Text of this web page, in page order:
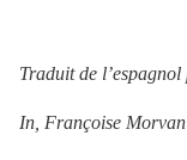
Traduit de
In, Françoise